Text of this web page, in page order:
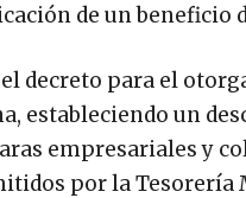
de un beneficio
decreto para el
estableciendo un
empresariales y
por la